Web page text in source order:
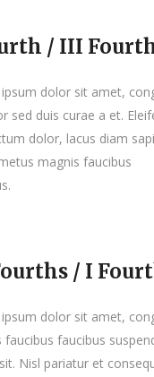
/ III
dolor sit amet,
sed duis curae a et.
dolor, lacus diam
magnis faucibus
/ I
dolor sit amet,
faucibus faucibus
Nisl pariatur et